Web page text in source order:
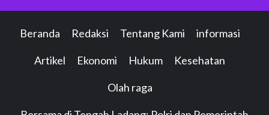
Beranda Redaksi Tentang Kami informasi
Artikel Ekonomi Hukum Kesehatan
Olah raga